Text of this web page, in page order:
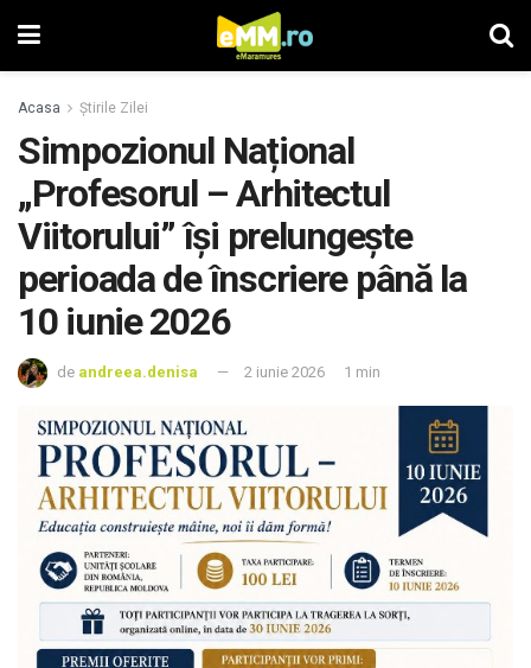
Acasa Știrile Zilei
Simpozionul Național
„Profesorul – Arhitectul
Viitorului” își prelungește
perioada de înscriere până la
10 iunie 2026
de andreea.denisa 2 iunie 2026 1 min